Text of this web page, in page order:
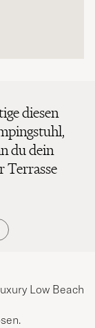
diesen
du dein
Terrasse
Low Beach